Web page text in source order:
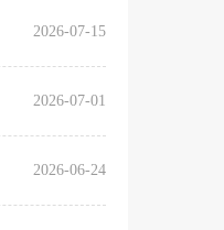
2026-07-15
2026-07-01
2026-06-24